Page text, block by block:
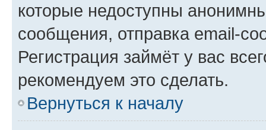
которые недоступны
сообщения, отправка email-
Регистрация займёт у вас
рекомендуем это сделать.
Вернуться к началу